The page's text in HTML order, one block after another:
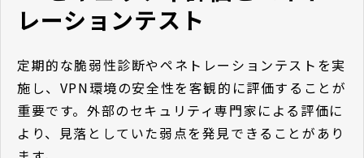
レーションテスト
定期的な脆弱性診断やペネトレーションテストを実
施し、VPN環境の安全性を客観的に評価することが
重要です。外部のセキュリティ専門家による評価に
より、見落としていた弱点を発見できることがあり